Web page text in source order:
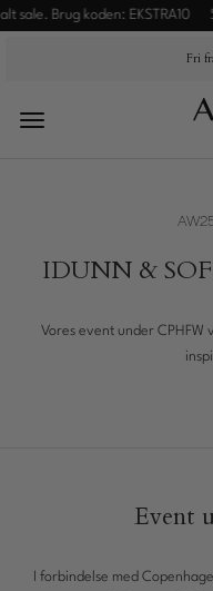
Spring
Brug koden: EKSTRA10
Fri
Nyheder
laptop
IDUNN &
Vores event under
Event
I forbindelse med